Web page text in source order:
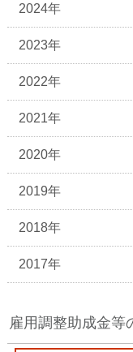
2024年
2023年
2022年
2021年
2020年
2019年
2018年
2017年
雇用調整助成金等